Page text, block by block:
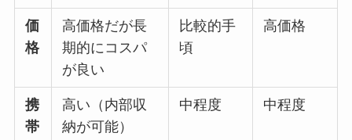
価
格
高価格だが長
期的にコスパ
が良い
比較的手
頃
高価格
携
帯
高い（内部収
納が可能）
中程度 中程度